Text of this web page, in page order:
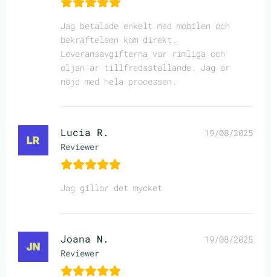
Jag betalade enkelt med mobilen och
bekräftelsen kom direkt.
Leveransavgifterna var rimliga och
oljan är tillfredsställande. Jag är
nöjd med hela processen.
Lucia R.
Reviewer
19/08/2025
Jag gillar det mycket
Joana N.
Reviewer
19/08/2025